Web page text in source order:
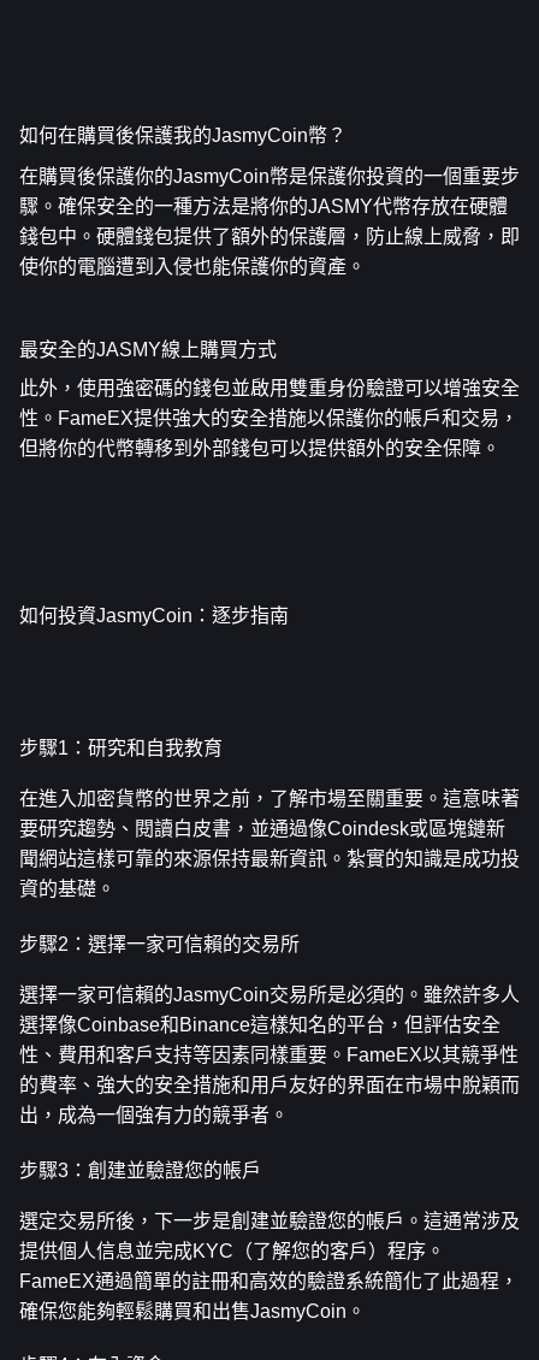
如何在購買後保護我的JasmyCoin幣？
在購買後保護你的JasmyCoin幣是保護你投資的一個重要步
驟。確保安全的一種方法是將你的JASMY代幣存放在硬體
錢包中。硬體錢包提供了額外的保護層，防止線上威脅，即
使你的電腦遭到入侵也能保護你的資產。
最安全的JASMY線上購買方式
此外，使用強密碼的錢包並啟用雙重身份驗證可以增強安全
性。FameEX提供強大的安全措施以保護你的帳戶和交易，
但將你的代幣轉移到外部錢包可以提供額外的安全保障。
如何投資JasmyCoin：逐步指南
步驟1：研究和自我教育
在進入加密貨幣的世界之前，了解市場至關重要。這意味著
要研究趨勢、閱讀白皮書，並通過像Coindesk或區塊鏈新
聞網站這樣可靠的來源保持最新資訊。紮實的知識是成功投
資的基礎。
步驟2：選擇一家可信賴的交易所
選擇一家可信賴的JasmyCoin交易所是必須的。雖然許多人
選擇像Coinbase和Binance這樣知名的平台，但評估安全
性、費用和客戶支持等因素同樣重要。FameEX以其競爭性
的費率、強大的安全措施和用戶友好的界面在市場中脫穎而
出，成為一個強有力的競爭者。
步驟3：創建並驗證您的帳戶
選定交易所後，下一步是創建並驗證您的帳戶。這通常涉及
提供個人信息並完成KYC（了解您的客戶）程序。
FameEX通過簡單的註冊和高效的驗證系統簡化了此過程，
確保您能夠輕鬆購買和出售JasmyCoin。